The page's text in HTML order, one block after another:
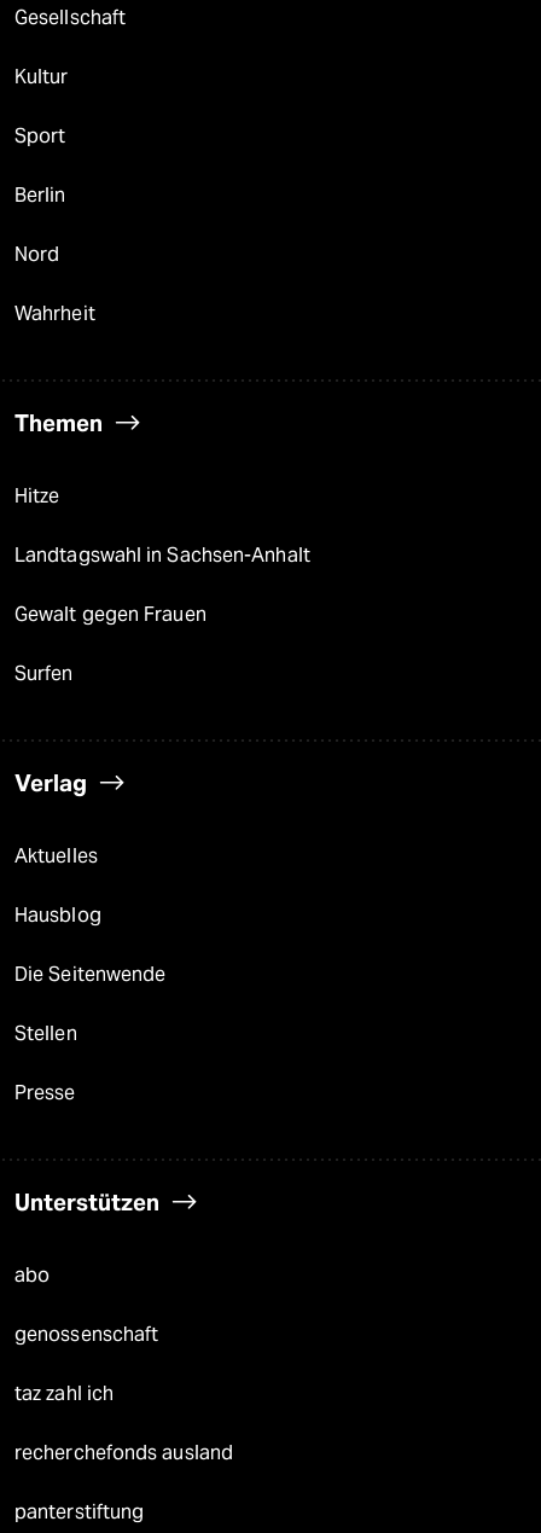
Gesellschaft
Kultur
Sport
Berlin
Nord
Wahrheit
Themen
Hitze
Landtagswahl in Sachsen-Anhalt
Gewalt gegen Frauen
Surfen
Verlag
Aktuelles
Hausblog
Die Seitenwende
Stellen
Presse
Unterstützen
abo
genossenschaft
taz zahl ich
recherchefonds ausland
panterstiftung